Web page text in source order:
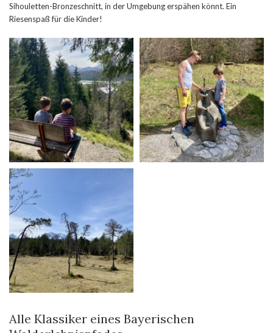
Sihouletten-Bronzeschnitt, in der Umgebung erspähen könnt. Ein
Riesenspaß für die Kinder!
Alle Klassiker eines Bayerischen